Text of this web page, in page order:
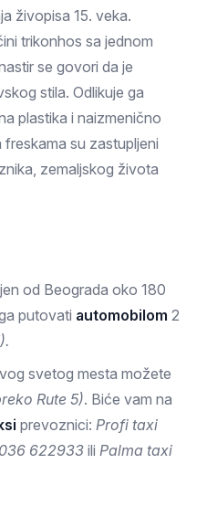
živopisa 15. veka.
trikonhos sa jednom
se govori da je
stila. Odlikuje ga
plastika i naizmenično
su zastupljeni
zemaljskog života
od Beograda oko 180
putovati automobilom 2
svetog mesta možete
Rute 5). Biće vam na
prevoznici: Profi taxi
622933 ili Palma taxi